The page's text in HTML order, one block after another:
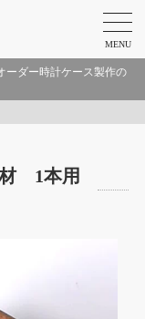
MENU
ーダー時計ケース製作の
1本用